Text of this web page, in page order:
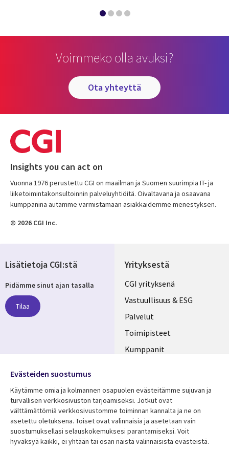
Voimmeko olla avuksi?
ota yhteyttä
Insights you can act on
Vuonna 1976 perustettu CGI on maailman ja Suomen suurimpia IT- ja
liiketoimintakonsultoinnin palveluyhtiöitä. Oivaltavana ja osaavana
kumppanina autamme varmistamaan asiakkaidemme menestyksen.
© 2026 CGI Inc.
Yrityksestä
Useful
links
FINLAND
CGI yrityksenä
Vastuullisuus & ESG
Palvelut
Toimipisteet
Kumppanit
Resurssikeskus
Library
Asiakastarinat
Lisätietoa
Legal
Tietosuoja
Lisätietoja CGI:stä
Pidämme sinut ajan tasalla
Tilaa
Media
FINLAND
Evästeiden suostumus
Käytämme omia ja kolmannen osapuolen evästeitämme sujuvan ja
turvallisen verkkosivuston tarjoamiseksi. Jotkut ovat
välttämättömiä verkkosivustomme toiminnan kannalta ja ne on
asetettu oletuksena. Toiset ovat valinnaisia ​​ja asetetaan vain
suostumuksellasi selauskokemuksesi parantamiseksi. Voit
hyväksyä kaikki, ei yhtään tai osan näistä valinnaisista evästeistä.